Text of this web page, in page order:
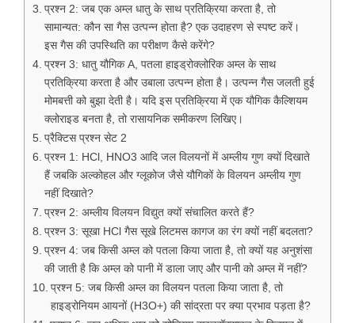
प्रश्न 2: जब एक अम्ल धातु के साथ प्रतिक्रिया करता है, तो
सामान्यत: कौन सा गैस उत्पन्न होता है? एक उदाहरण से स्पष्ट करें।
इस गैस की उपस्थिति का परीक्षण कैसे करेंगे?
प्रश्न 3: धातु यौगिक A, पतला हाइड्रोक्लोरिक अम्ल के साथ
प्रतिक्रिया करता है और उबाला उत्पन्न होता है। उत्पन्न गैस जलती हुई
मोमबत्ती को बुझा देती है। यदि इस प्रतिक्रिया में एक यौगिक कैल्शियम
क्लोराइड बनता है, तो रासायनिक समीकरण लिखिए।
प्रैक्टिस प्रश्न सेट 2
प्रश्न 1: HCl, HNO3 आदि जल विलयनों में अम्लीय गुण क्यों दिखाते
हैं जबकि अल्कोहल और ग्लूकोज जैसे यौगिकों के विलयन अम्लीय गुण
नहीं दिखाते?
प्रश्न 2: अम्लीय विलयन विद्युत क्यों संचालित करते हैं?
प्रश्न 3: सूखा HCl गैस सूखे लिटमस कागज का रंग क्यों नहीं बदलता?
प्रश्न 4: जब किसी अम्ल को पतला किया जाता है, तो क्यों यह अनुशंसा
की जाती है कि अम्ल को पानी में डाला जाए और पानी को अम्ल में नहीं?
प्रश्न 5: जब किसी अम्ल का विलयन पतला किया जाता है, तो
हाइड्रोनियम आयनों (H3O+) की सांद्रता पर क्या प्रभाव पड़ता है?